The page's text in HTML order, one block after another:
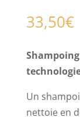
33,50€
Un
nettoie en